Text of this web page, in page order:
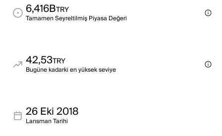
6,416BTRY
Tamamen Seyreltilmiş Piyasa Değeri
42,53TRY
Bugüne kadarki̇ en yüksek sevi̇ye
26 Eki 2018
Lansman Tarihi